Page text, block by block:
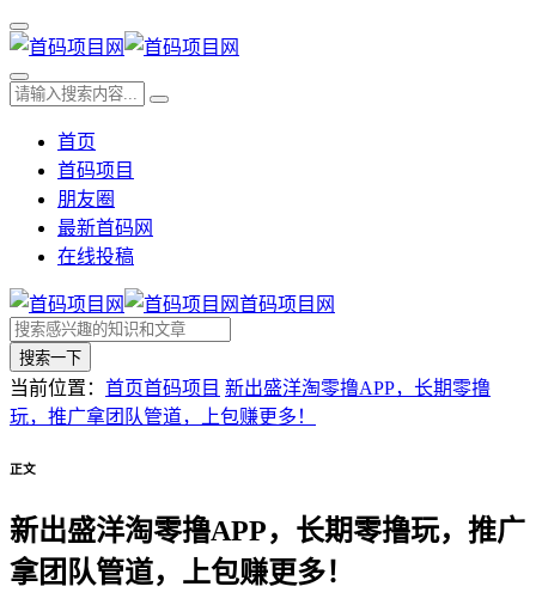
首页
首码项目
朋友圈
最新首码网
在线投稿
首码项目网
搜索一下
当前位置： 首页首码项目 新出盛洋淘零撸APP，长期零撸
玩，推广拿团队管道，上包赚更多！
正文
新出盛洋淘零撸APP，长期零撸玩，推广
拿团队管道，上包赚更多！